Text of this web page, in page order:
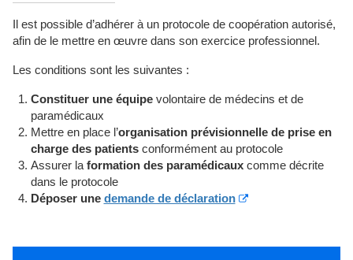
Il est possible d’adhérer à un protocole de coopération autorisé,
afin de le mettre en œuvre dans son exercice professionnel.
Les conditions sont les suivantes :
Constituer une équipevolontaire de médecins et de
paramédicaux
Mettre en place l’organisation prévisionnelle de prise en
charge des patientsconformément au protocole
Assurer la formation des paramédicauxcomme décrite
dans le protocole
Déposer une demande de déclaration